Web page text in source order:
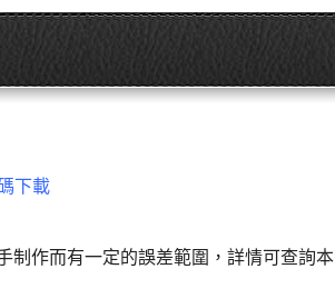
下載
制作而有一定的誤差範圍，詳情可查詢本